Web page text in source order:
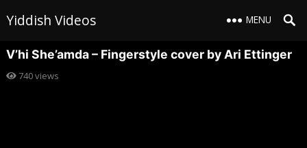
Yiddish Videos MENU
V’hi She’amda – Fingerstyle cover by Ari Ettinger
740views